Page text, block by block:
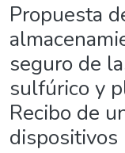
Propuesta
seguro de
sulfúrico y
Recibo de
dispositivos